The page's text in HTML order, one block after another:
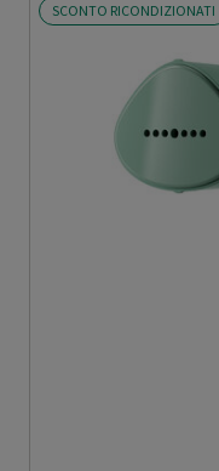
SCONTO RICONDIZIONATI